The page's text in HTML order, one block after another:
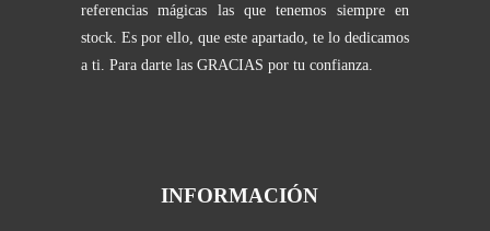
referencias mágicas las que tenemos siempre en
stock. Es por ello, que este apartado, te lo dedicamos
a ti. Para darte las GRACIAS por tu confianza.
INFORMACIÓN